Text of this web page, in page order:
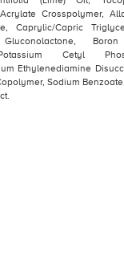
Crosspolymer,
Caprylic/Capric
Cetyl
Ethylenediamine
Sodium